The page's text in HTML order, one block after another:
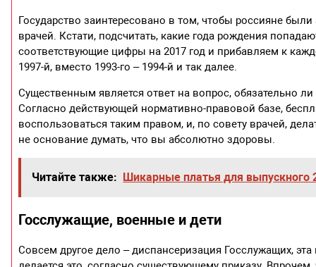
Государство заинтересовано в том, чтобы россияне
врачей. Кстати, подсчитать, какие года рождения
соответствующие цифры на 2017 год и прибавляем к
1997-й, вместо 1993-го – 1994-й и так далее.
Существенным является ответ на вопрос, обязательно
Согласно действующей нормативно-правовой базе,
воспользоваться таким правом, и, по совету врачей,
не основание думать, что вы абсолютно здоровы.
Читайте также: Шикарные платья для выпускного
Госслужащие, военные и дети
Совсем другое дело – диспансеризация Госслужащих,